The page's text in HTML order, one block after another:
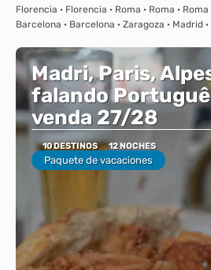
Florencia · Florencia · Roma · Roma · Roma
Barcelona · Barcelona · Zaragoza · Madrid
Madri, Paris,
falando
venda 27/28
10 DESTINOS 12 NOCHES
Paquete de vacaciones